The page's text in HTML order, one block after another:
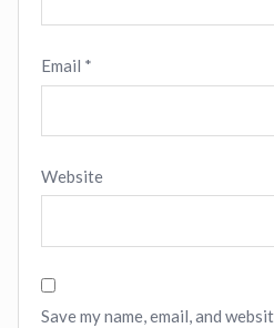
Email *
Website
Save my name, email, and